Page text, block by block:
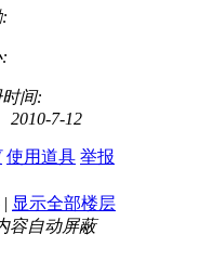
间:
2010-7-12
使用道具 举报
| 显示全部楼层
容自动屏蔽